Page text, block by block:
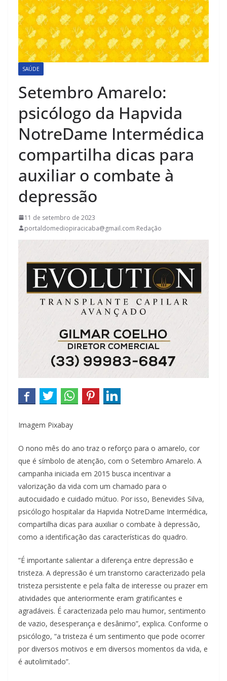
SAÚDE
Setembro Amarelo:
psicólogo da Hapvida
NotreDame Intermédica
compartilha dicas para
auxiliar o combate à
depressão
11 de setembro de 2023
portaldomediopiracicaba@gmail.com Redação
Imagem Pixabay
O nono mês do ano traz o reforço para o amarelo, cor
que é símbolo de atenção, com o Setembro Amarelo. A
campanha iniciada em 2015 busca incentivar a
valorização da vida com um chamado para o
autocuidado e cuidado mútuo. Por isso, Benevides Silva,
psicólogo hospitalar da Hapvida NotreDame Intermédica,
compartilha dicas para auxiliar o combate à depressão,
como a identificação das características do quadro.
“É importante salientar a diferença entre depressão e
tristeza. A depressão é um transtorno caracterizado pela
tristeza persistente e pela falta de interesse ou prazer em
atividades que anteriormente eram gratificantes e
agradáveis. É caracterizada pelo mau humor, sentimento
de vazio, desesperança e desânimo”, explica. Conforme o
psicólogo, “a tristeza é um sentimento que pode ocorrer
por diversos motivos e em diversos momentos da vida, e
é autolimitado”.